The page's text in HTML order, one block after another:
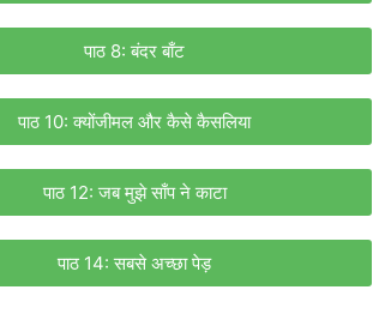
पाठ 8: बंदर बाँट
पाठ 10: क्योंजीमल और कैसे कैसलिया
पाठ 12: जब मुझे साँप ने काटा
पाठ 14: सबसे अच्छा पेड़